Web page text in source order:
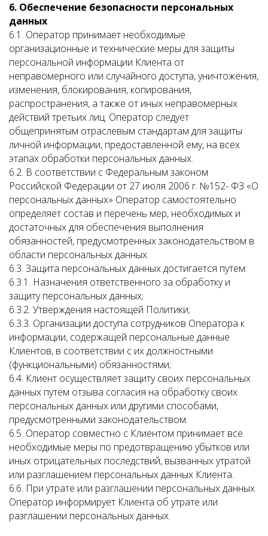
6. Обеспечение безопасности персональных
данных
6.1. Оператор принимает необходимые
организационные и технические меры для защиты
персональной информации Клиента от
неправомерного или случайного доступа, уничтожения,
изменения, блокирования, копирования,
распространения, а также от иных неправомерных
действий третьих лиц. Оператор следует
общепринятым отраслевым стандартам для защиты
личной информации, предоставленной ему, на всех
этапах обработки персональных данных.
6.2. В соответствии с Федеральным законом
Российской Федерации от 27 июля 2006 г. №152- ФЗ «О
персональных данных» Оператор самостоятельно
определяет состав и перечень мер, необходимых и
достаточных для обеспечения выполнения
обязанностей, предусмотренных законодательством в
области персональных данных.
6.3. Защита персональных данных достигается путем:
6.3.1. Назначения ответственного за обработку и
защиту персональных данных;
6.3.2. Утверждения настоящей Политики;
6.3.3. Организации доступа сотрудников Оператора к
информации, содержащей персональные данные
Клиентов, в соответствии с их должностными
(функциональными) обязанностями;
6.4. Клиент осуществляет защиту своих персональных
данных путём отзыва согласия на обработку своих
персональных данных или другими способами,
предусмотренными законодательством.
6.5. Оператор совместно с Клиентом принимает все
необходимые меры по предотвращению убытков или
иных отрицательных последствий, вызванных утратой
или разглашением персональных данных Клиента.
6.6. При утрате или разглашении персональных данных
Оператор информирует Клиента об утрате или
разглашении персональных данных.